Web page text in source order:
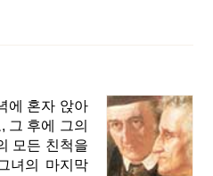
는 완벽하게
우리는 그 상
리고 눈 깜
믿지 않았
장미를 가져
아이가 그녀
꽃을 피웠을
고 말했습니
에 혼자 앉아
그 후에 그의
모든 친척을
녀의 마지막